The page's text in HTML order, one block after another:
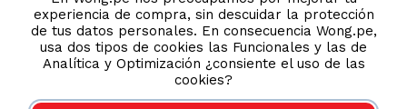
experiencia de compra, sin descuidar la protección
de tus datos personales. En consecuencia Wong.pe,
usa dos tipos de cookies las Funcionales y las de
Analítica y Optimización ¿consiente el uso de las
cookies?